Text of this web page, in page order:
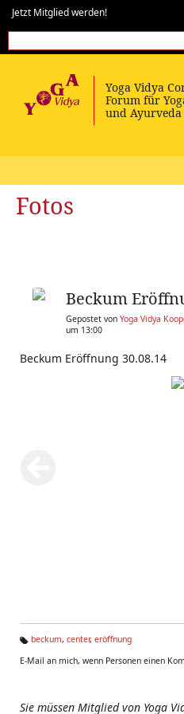
Jetzt Mitglied werden!
Fotos
Beckum
Gepostet von Yoga Vidya
um 13:00
Beckum Eröffnung 30.08.14
g
beckum, center, eröffnung
E-Mail an mich, wenn Personen einen
Sie müssen Mitglied von Yoga